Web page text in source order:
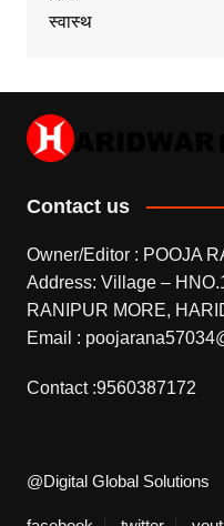
स्वास्थ
Contact us
Owner/Editor : POOJA
Address: Village –
RANIPUR MORE,
Email :
Contact :9560387172
@Digital Global Solutions